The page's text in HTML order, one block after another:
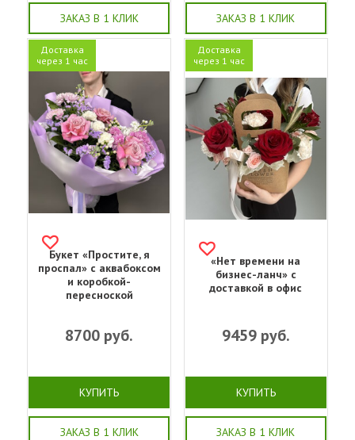
ЗАКАЗ В 1 КЛИК ЗАКАЗ В 1 КЛИК
Доставка
через 1 час
Букет «‎Простите, я
проспал»‎ с аквабоксом
и коробкой-
пересноской
8700 руб.
КУПИТЬ
ЗАКАЗ В 1 КЛИК
Доставка
через 1 час
«Нет времени на
бизнес-ланч» с
доставкой в офис
9459руб.
КУПИТЬ
ЗАКАЗ В 1 КЛИК